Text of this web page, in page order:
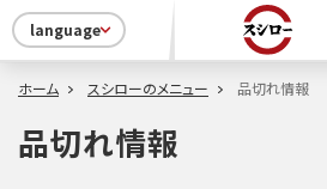
language
ホーム スシローのメニュー 品切れ情報
品切れ情報